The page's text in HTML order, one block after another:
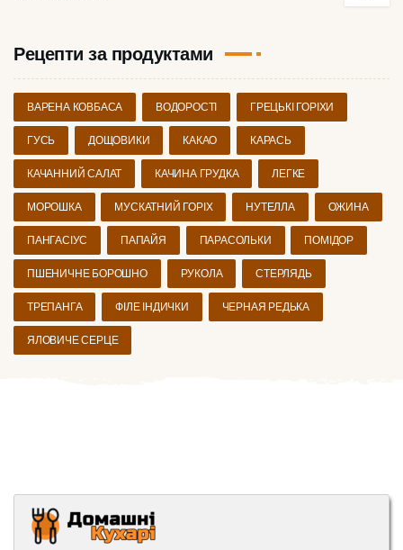
Рецепти за продуктами
ВАРЕНА КОВБАСА ВОДОРОСТІ ГРЕЦЬКІ ГОРІХИ
ГУСЬ ДОЩОВИКИ КАКАО КАРАСЬ
КАЧАННИЙ САЛАТ КАЧИНА ГРУДКА ЛЕГКЕ
МОРОШКА МУСКАТНИЙ ГОРІХ НУТЕЛЛА ОЖИНА
ПАНГАСІУС ПАПАЙЯ ПАРАСОЛЬКИ ПОМІДОР
ПШЕНИЧНЕ БОРОШНО РУКОЛА СТЕРЛЯДЬ
ТРЕПАНГА ФІЛЕ ІНДИЧКИ ЧЕРНАЯ РЕДЬКА
ЯЛОВИЧЕ СЕРЦЕ